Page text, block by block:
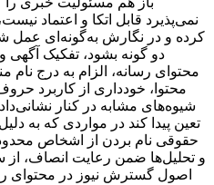
نمی‌پذیرد قابل اتکا و اعتماد
کرده و در نگارش به‌گونه‌ای عمل
دو گونه بشود، تفکیک آگهی
محتوای رسانه، الزام به درج نام
محتوا، خودداری از کاربرد
شیوه‌های مشابه در کنار
تعین پیدا کند در مواردی که به
حقوقی نام بردن از اشخاص
و تحلیل‌ها ضمن رعایت انصاف، از
اصول گسترش نیوز در محتوای